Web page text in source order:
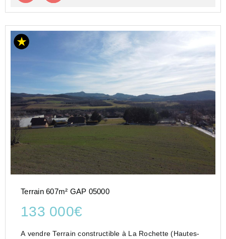
Terrain 607m² GAP 05000
133 000€
A vendre Terrain constructible à La Rochette (Hautes-